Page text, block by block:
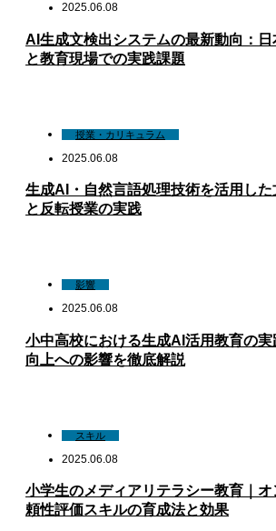
2025.06.08
AI生成文検出システムの最新動向：
と教育現場での実践課題
授業・カリキュラム
2025.06.08
生成AI・自然言語処理技術を活用し
と反転授業の実践
影響
2025.06.08
小中高校における生成AI活用教育の
向上への影響を徹底解説
スキル
2025.06.08
小学生のメディアリテラシー教育｜
頼性評価スキルの育成法と効果